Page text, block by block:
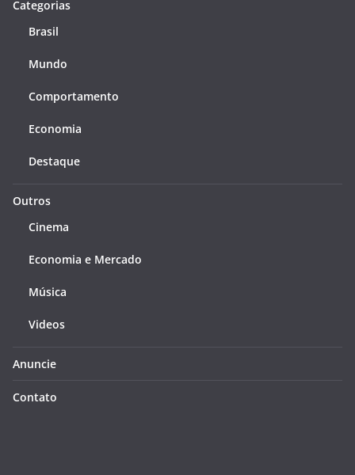
Categorias
Brasil
Mundo
Comportamento
Economia
Destaque
Outros
Cinema
Economia e Mercado
Música
Videos
Anuncie
Contato